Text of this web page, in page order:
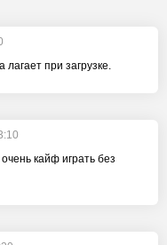
лагает при загрузке.
кайф играть без